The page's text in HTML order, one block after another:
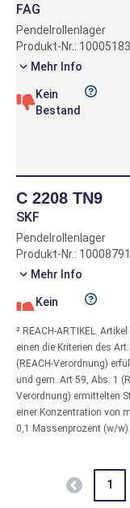
FAG
Pendelrollenlager
Produkt-Nr.: 10005183
Mehr Info
Kein
Bestand
C 2208 TN9
SKF
Pendelrollenlager
Produkt-Nr.: 10008791
Mehr Info
Kein
24180 ECA/
SKF
Mehr Info
² REACH-ARTIKEL.
einen die Kriterien des
(REACH-Verordnung)
und gem. Art 59, Abs. 1
Verordnung) ermittelten
einer Konzentration von
0,1 Massenprozent (w/w).
1